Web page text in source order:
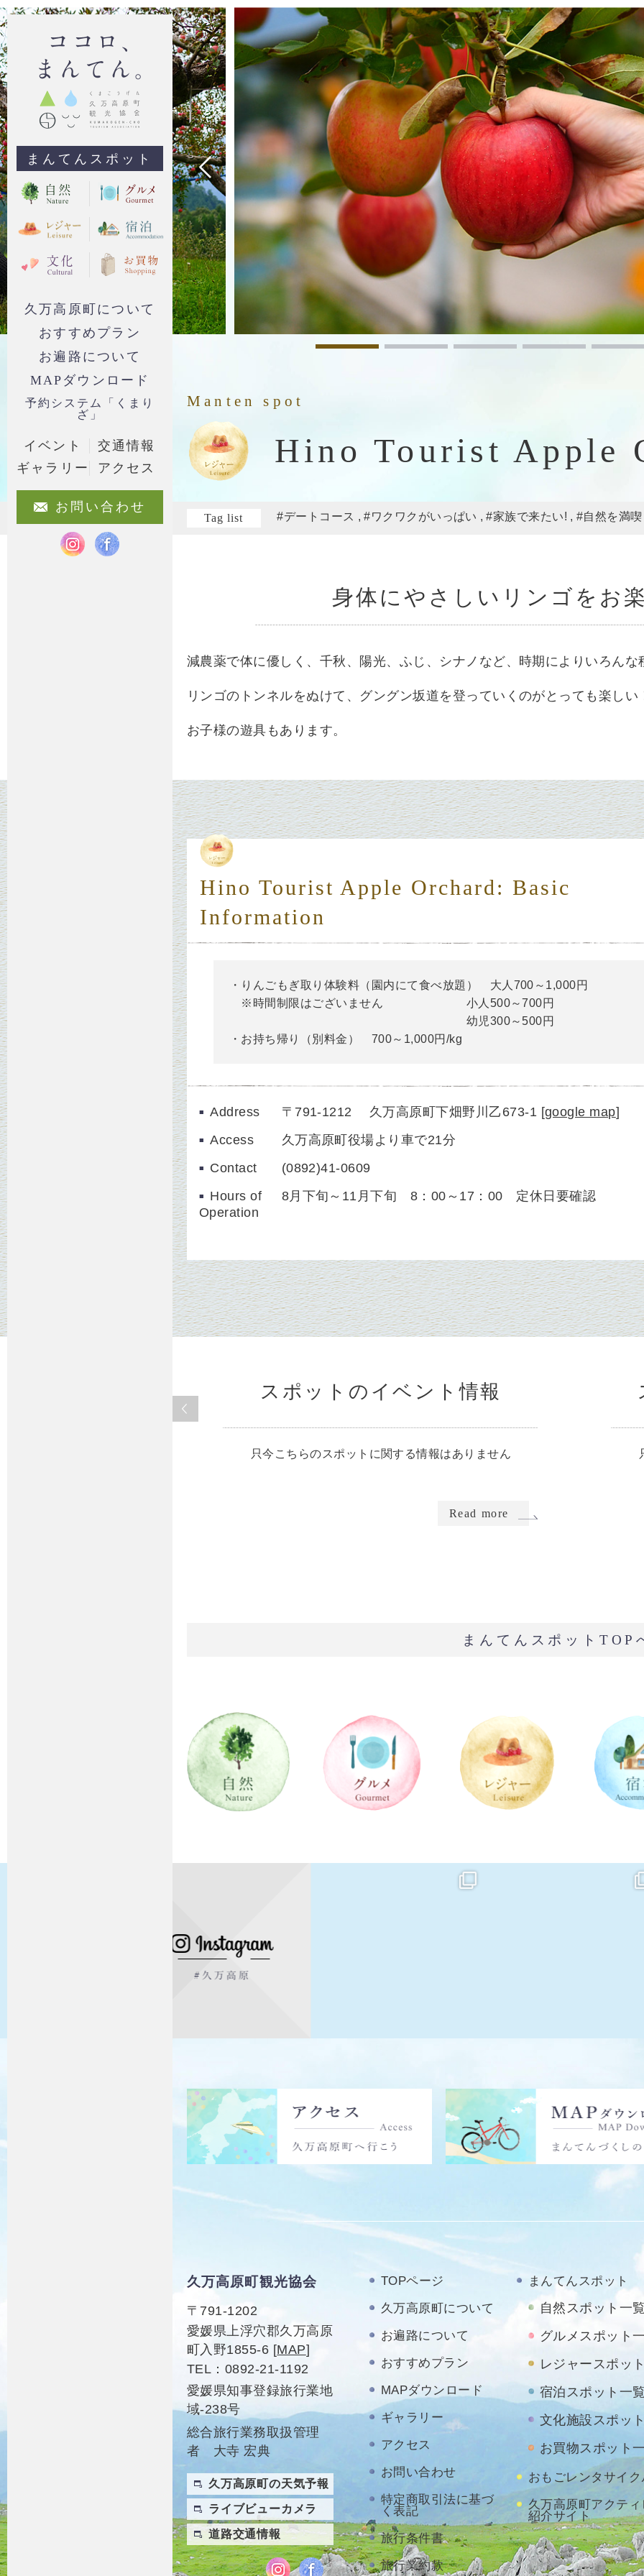
まんてんスポット
久万高原町について
おすすめプラン
お遍路について
MAPダウンロード
予約システム「くまり
ざ」
イベント
交通情報
ギャラリー
アクセス
お問い合わせ
Manten spot
Hino Tourist Apple
Tag list #デートコース #ワクワクがいっぱい #家族で来たい! #自然を満喫
身体にやさしいリンゴをお
減農薬で体に優しく 、千秋、陽光、ふじ、シナノなど、時期により いろんな
リンゴのトンネルをぬけて、グングン坂道を登っていくのがとっても楽しい
お子様の遊具もあります。
Hino Tourist Apple Orchard: Basic
Information
・りんごもぎ取り体験料（園内にて食べ放題） 大人700～1,000円
※時間制限はございません 小人500～700円
幼児300～500円
・お持ち帰り（別料金） 700～1,000円/kg
Address 〒791-1212 久万高原町下畑野川乙673-1 [google map]
Access
久万高原町役場より車で21分
Contact
(0892)41-0609
Hours of
Operation
8月下旬～11月下旬 8：00～17：00 定休日要確認
スポットのイベント情報
只今こちらのスポットに関する情報はありません
Read more
まんてんスポットTOP
TOPページ
久万高原町について
お遍路について
おすすめプラン
MAPダウンロード
ギャラリー
アクセス
お問い合わせ
特定商取引法に基づ
く表記
旅行条件書
旅行業約款
まんてんスポット
自然スポット一
グルメスポット
レジャースポッ
宿泊スポット一
文化施設スポッ
お買物スポット
おもごレンタサイク
久万高原町アクテ
紹介サイト
久万高原町観光協会
〒791-1202
愛媛県上浮穴郡久万高原
町入野1855-6 [MAP]
TEL
0892-21-1192
愛媛県知事登録旅行業地
域-238号
総合旅行業務取扱管理
者 大寺 宏典
久万高原町の天気予報
ライブビューカメラ
道路交通情報